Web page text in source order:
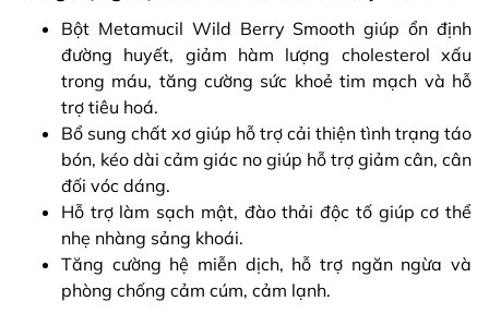
Bột Metamucil Wild Berry Smooth giúp ổn định
đường huyết, giảm hàm lượng cholesterol xấu
trong máu, tăng cường sức khoẻ tim mạch và hỗ
trợ tiêu hoá.
Bổ sung chất xơ giúp hỗ trợ cải thiện tình trạng táo
bón, kéo dài cảm giác no giúp hỗ trợ giảm cân, cân
đối vóc dáng.
Hỗ trợ làm sạch mật, đào thải độc tố giúp cơ thể
nhẹ nhàng sảng khoái.
Tăng cường hệ miễn dịch, hỗ trợ ngăn ngừa và
phòng chống cảm cúm, cảm lạnh.